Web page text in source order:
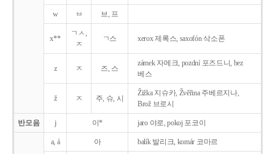
w ㅂ 브, 프
x**
ㄱㅅ,
ㅈ
ㄱ스 xerox 제록스, saxofón 삭소폰
z ㅈ 즈, 스
zámek 자메크, pozdní 포즈드니, bez
베스
ž ㅈ 주, 슈, 시
Žižka 지슈카, Žvěřina 주베르지나,
Brož 브로시
반모음 j 이* jaro 야로, pokoj 포코이
a, á 아 balík 발리크, komár 코마르